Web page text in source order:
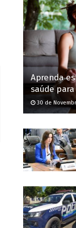
Aprenda
saúde
30 de